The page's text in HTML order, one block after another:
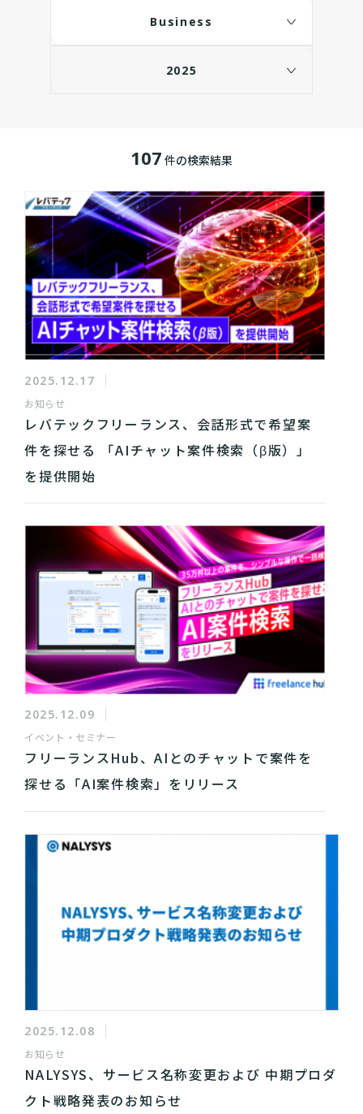
Business
2025
107 件の検索結果
2025.12.17
お知らせ
レバテックフリーランス、会話形式で希望案
件を探せる 「AIチャット案件検索（β版）」
を提供開始
2025.12.09
イベント・セミナー
フリーランスHub、AIとのチャットで案件を
探せる「AI案件検索」をリリース
2025.12.08
お知らせ
NALYSYS、サービス名称変更および 中期プロダ
クト戦略発表のお知らせ